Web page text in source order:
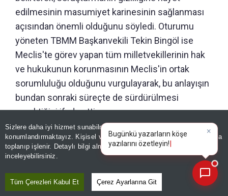
Sizlere daha iyi hizmet sunabilmek adına sitemizde
konumlandırmaktayız. Kişisel verileriniz, KVKK ve GDPR kapsamında
toplanıp işlenir. Detaylı bilgi almak içinAydınlatma Metnimizi
inceleyebilirsiniz.
Tüm Çerezleri Kabul Et Çerez Ayarlarına Git
edilmesinin masumiyet karinesinin sağlanması
açısından önemli olduğunu söyledi. Oturumu
yöneten TBMM Başkanvekili Tekin Bingöl ise
Meclis'te görev yapan tüm milletvekillerinin hak
ve hukukunun korunmasının Meclis'in ortak
sorumluluğu olduğunu vurgulayarak, bu anlayışın
bundan sonraki süreçte de sürdürülmesi
gerektiğini ifade etti.
GÜNÜN ÖZETİ Bugünkü yazarların k